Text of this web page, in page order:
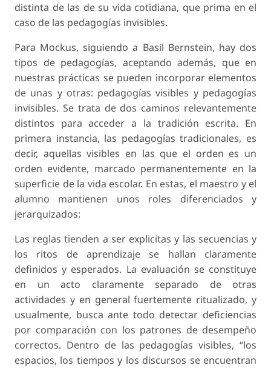
distinta de las de su vida cotidiana, que prima en el
caso de las pedagogías invisibles.
Para Mockus, siguiendo a Basil Bernstein, hay dos
tipos de pedagogías, aceptando además, que en
nuestras prácticas se pueden incorporar elementos
de unas y otras: pedagogías visibles y pedagogías
invisibles. Se trata de dos caminos relevantemente
distintos para acceder a la tradición escrita. En
primera instancia, las pedagogías tradicionales, es
decir, aquellas visibles en las que el orden es un
orden evidente, marcado permanentemente en la
superficie de la vida escolar. En estas, el maestro y el
alumno mantienen unos roles diferenciados y
jerarquizados:
Las reglas tienden a ser explicitas y las secuencias y
los ritos de aprendizaje se hallan claramente
definidos y esperados. La evaluación se constituye
en un acto claramente separado de otras
actividades y en general fuertemente ritualizado, y
usualmente, busca ante todo detectar deficiencias
por comparación con los patrones de desempeño
correctos. Dentro de las pedagogías visibles, “los
espacios, los tiempos y los discursos se encuentran